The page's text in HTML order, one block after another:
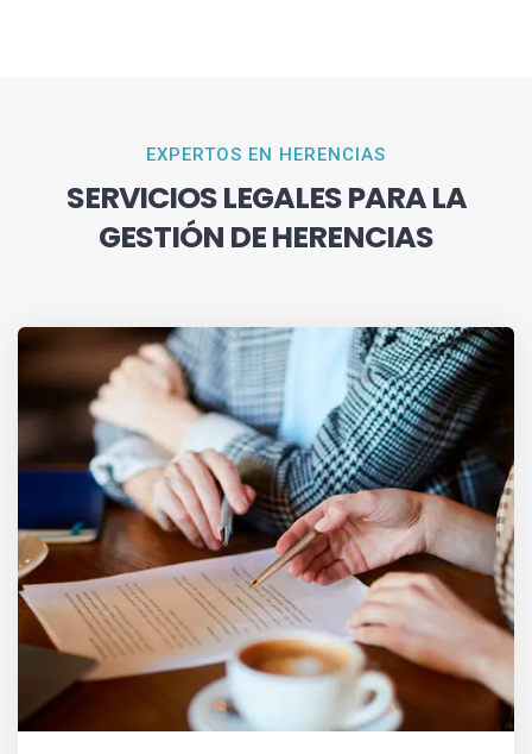
EXPERTOS EN HERENCIAS
SERVICIOS LEGALES PARA LA
GESTIÓN DE HERENCIAS